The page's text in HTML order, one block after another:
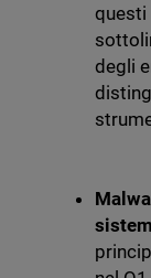
degli